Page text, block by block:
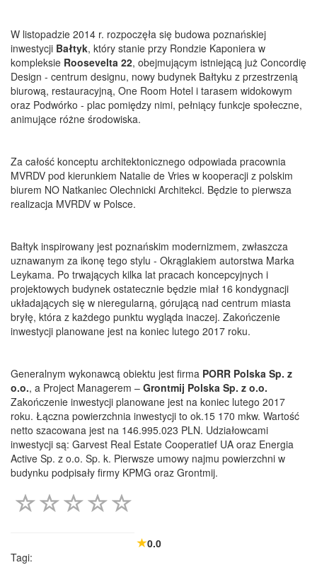
W listopadzie 2014 r. rozpoczęła się budowa poznańskiej
inwestycji Bałtyk, który stanie przy Rondzie Kaponiera w
kompleksie Roosevelta 22, obejmującym istniejącą już Concordię
Design - centrum designu, nowy budynek Bałtyku z przestrzenią
biurową, restauracyjną, One Room Hotel i tarasem widokowym
oraz Podwórko - plac pomiędzy nimi, pełniący funkcje społeczne,
animujące różne środowiska.
Za całość konceptu architektonicznego odpowiada pracownia
MVRDV pod kierunkiem Natalie de Vries w kooperacji z polskim
biurem NO Natkaniec Olechnicki Architekci. Będzie to pierwsza
realizacja MVRDV w Polsce.
Bałtyk inspirowany jest poznańskim modernizmem, zwłaszcza
uznawanym za ikonę tego stylu - Okrąglakiem autorstwa Marka
Leykama. Po trwających kilka lat pracach koncepcyjnych i
projektowych budynek ostatecznie będzie miał 16 kondygnacji
układających się w nieregularną, górującą nad centrum miasta
bryłę, która z każdego punktu wygląda inaczej. Zakończenie
inwestycji planowane jest na koniec lutego 2017 roku.
Generalnym wykonawcą obiektu jest firma PORR Polska Sp. z
o.o., a Project Managerem – Grontmij Polska Sp. z o.o.
Zakończenie inwestycji planowane jest na koniec lutego 2017
roku. Łączna powierzchnia inwestycji to ok.15 170 mkw. Wartość
netto szacowana jest na 146.995.023 PLN. Udziałowcami
inwestycji są: Garvest Real Estate Cooperatief UA oraz Energia
Active Sp. z o.o. Sp. k. Pierwsze umowy najmu powierzchni w
budynku podpisały firmy KPMG oraz Grontmij.
0.0
Tagi: